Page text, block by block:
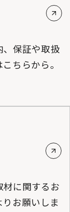
、保証や取扱
ちらから。
に関するお
お願いしま